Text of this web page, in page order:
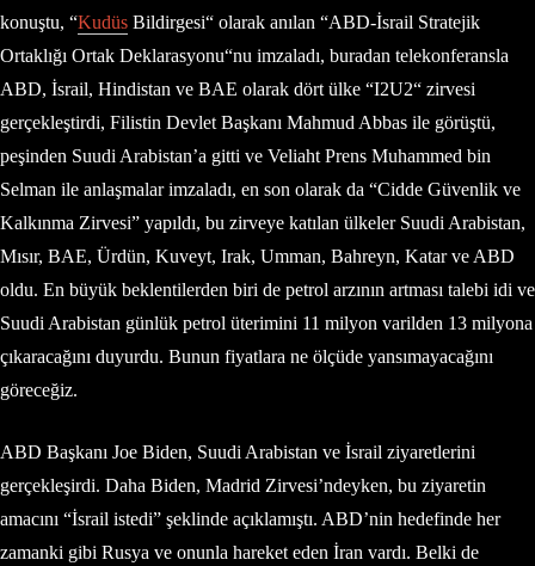
konuştu, “Kudüs Bildirgesi“ olarak anılan “ABD-İsrail Stratejik
Ortaklığı Ortak Deklarasyonu“nu imzaladı, buradan telekonferansla
ABD, İsrail, Hindistan ve BAE olarak dört ülke “I2U2“ zirvesi
gerçekleştirdi, Filistin Devlet Başkanı Mahmud Abbas ile görüştü,
peşinden Suudi Arabistan’a gitti ve Veliaht Prens Muhammed bin
Selman ile anlaşmalar imzaladı, en son olarak da “Cidde Güvenlik ve
Kalkınma Zirvesi” yapıldı, bu zirveye katılan ülkeler Suudi Arabistan,
Mısır, BAE, Ürdün, Kuveyt, Irak, Umman, Bahreyn, Katar ve ABD
oldu. En büyük beklentilerden biri de petrol arzının artması talebi idi ve
Suudi Arabistan günlük petrol üterimini 11 milyon varilden 13 milyona
çıkaracağını duyurdu. Bunun fiyatlara ne ölçüde yansımayacağını
göreceğiz.
ABD Başkanı Joe Biden, Suudi Arabistan ve İsrail ziyaretlerini
gerçekleşirdi. Daha Biden, Madrid Zirvesi’ndeyken, bu ziyaretin
amacını “İsrail istedi” şeklinde açıklamıştı. ABD’nin hedefinde her
zamanki gibi Rusya ve onunla hareket eden İran vardı. Belki de